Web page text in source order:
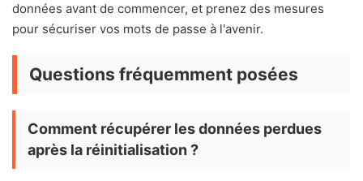
données avant de commencer, et prenez des mesures
pour sécuriser vos mots de passe à l'avenir.
Questions fréquemment posées
Comment récupérer les données perdues
après la réinitialisation ?